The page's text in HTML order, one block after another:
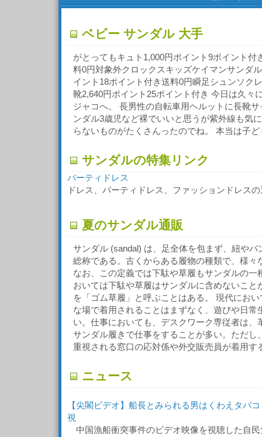
ベビー サンダル 大手
がとってもキュト1,000円ポイント9ポイント付
料0円対象外クロックスキッズケイマンサンダ
イント18ポイント付き送料0円瞬足シュンソク
靴2,640円ポイント25ポイント付き 今日は久々
ジャコへ。 長男性の自転車用ヘルットに長靴
ンダル3歳児など裸でいいと思うが紫外線も気
らないものがたくさんったのでね。 本当は子
サンダルの特集リンク
パーティドレス
ドレス、パーティドレス、ファッションドレス
夏のサンダル通販
サンダル (sandal) は、足全体を包まず、紐や
総称である。古くからある履物の種類で、様々
なお、この定義では下駄や草履もサンダルの一
おいては下駄や草履はサンダルに含めないこと
を「ゴム草履」と呼ぶことはある。 現代にお
な場で着用されることはまずなく、遊びや日常
い。仕事においても、デスクワーク専従者は、
サンダル履きで仕事をすることが多い。ただし
重視される窓口の応対係や外交販売員が着用す
ニュース
【尖閣ビデオ】船長とみられる男はくわえタバ
視
中国漁船衝突事件のビデオ映像を視聴した自